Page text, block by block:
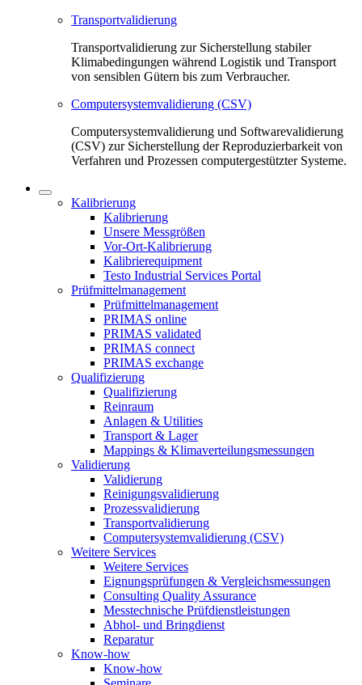
Transportvalidierung
Transportvalidierung zur Sicherstellung stabiler
Klimabedingungen während Logistik und Transport
von sensiblen Gütern bis zum Verbraucher.
Computersystemvalidierung (CSV)
Computersystemvalidierung und Softwarevalidierung
(CSV) zur Sicherstellung der Reproduzierbarkeit von
Verfahren und Prozessen computergestützter Systeme.
Kalibrierung
Kalibrierung
Unsere Messgrößen
Vor-Ort-Kalibrierung
Kalibrierequipment
Testo Industrial Services Portal
Prüfmittelmanagement
Prüfmittelmanagement
PRIMAS online
PRIMAS validated
PRIMAS connect
PRIMAS exchange
Qualifizierung
Qualifizierung
Reinraum
Anlagen & Utilities
Transport & Lager
Mappings & Klimaverteilungsmessungen
Validierung
Validierung
Reinigungsvalidierung
Prozessvalidierung
Transportvalidierung
Computersystemvalidierung (CSV)
Weitere Services
Weitere Services
Eignungsprüfungen & Vergleichsmessungen
Consulting Quality Assurance
Messtechnische Prüfdienstleistungen
Abhol- und Bringdienst
Reparatur
Know-how
Know-how